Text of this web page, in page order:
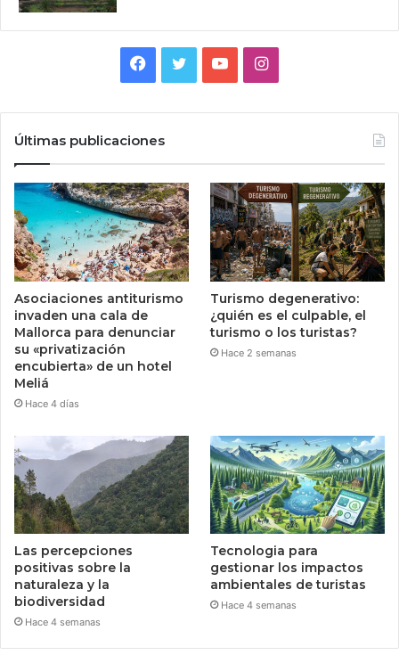
Facebook
TwitterYouTubeInstagram
Últimas publicaciones
Asociaciones antiturismo
invaden una cala de
Mallorca para denunciar
su «privatización
encubierta» de un hotel
Meliá
Hace 4 días
Turismo degenerativo:
¿quién es el culpable, el
turismo o los turistas?
Hace 2 semanas
Las percepciones
positivas sobre la
naturaleza y la
biodiversidad
Hace 4 semanas
Tecnologia para
gestionar los impactos
ambientales de turistas
Hace 4 semanas